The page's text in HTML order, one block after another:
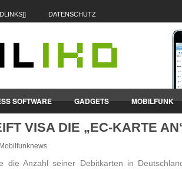
DATENSCHUTZ
SOFTWARE GADGETS MOBILFUNK
TABLET-PCS VERTRÄGE & TARIFE
VISA DIE „EC-KARTE
die Anzahl seiner Debit­karten in